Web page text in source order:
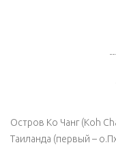
Остров Ко Чанг (Koh
Таиланда (первый –